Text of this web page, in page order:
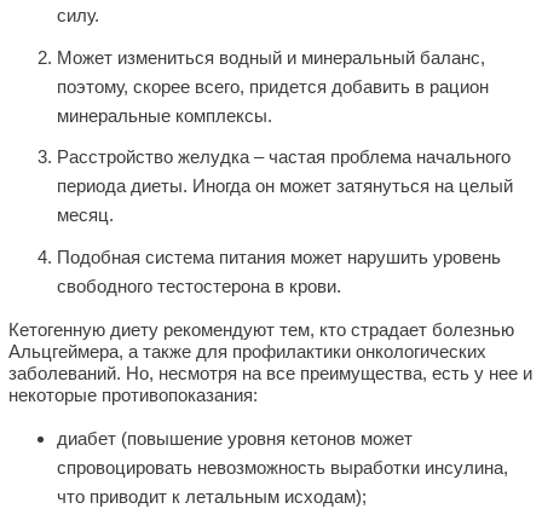
силу.
Может измениться водный и минеральный баланс,
поэтому, скорее всего, придется добавить в рацион
минеральные комплексы.
Расстройство желудка – частая проблема начального
периода диеты. Иногда он может затянуться на целый
месяц.
Подобная система питания может нарушить уровень
свободного тестостерона в крови.
Кетогенную диету рекомендуют тем, кто страдает болезнью
Альцгеймера, а также для профилактики онкологических
заболеваний. Но, несмотря на все преимущества, есть у нее и
некоторые противопоказания:
диабет (повышение уровня кетонов может
спровоцировать невозможность выработки инсулина,
что приводит к летальным исходам);